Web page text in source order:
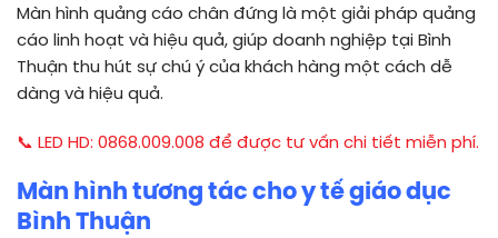
Màn hình quảng cáo chân đứng là một giải pháp quảng
cáo linh hoạt và hiệu quả, giúp doanh nghiệp tại Bình
Thuận thu hút sự chú ý của khách hàng một cách dễ
dàng và hiệu quả.
📞 LED HD: 0868.009.008 để được tư vấn chi tiết miễn phí.
Màn hình tương tác cho y tế giáo dục
Bình Thuận